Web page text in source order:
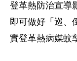
登革熱防治宣導
即可做好「巡、
實登革熱病媒蚊